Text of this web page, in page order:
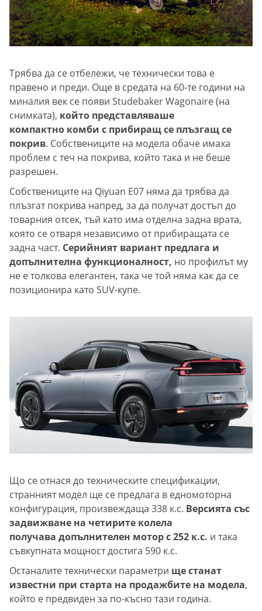
Трябва да се отбележи, че технически това е
правено и преди. Още в средата на 60-те години на
миналия век се появи Studebaker Wagonaire (на
снимката), който представляваше
компактно комби с прибиращ се плъзгащ се
покрив. Собствениците на модела обаче имаха
проблем с теч на покрива, който така и не беше
разрешен.
Собствениците на Qiyuan E07 няма да трябва да
плъзгат покрива напред, за да получат достъп до
товарния отсек, тъй като има отделна задна врата,
която се отваря независимо от прибиращата се
задна част. Серийният вариант предлага и
допълнителна функционалност, но профилът му
не е толкова елегантен, така че той няма как да се
позиционира като SUV-купе.
Що се отнася до техническите спецификации,
странният модел ще се предлага в едномоторна
конфигурация, произвеждаща 338 к.с. Версията със
задвижване на четирите колела
получава допълнителен мотор с 252 к.с. и така
съвкупната мощност достига 590 к.с.
Останалите технически параметри ще станат
известни при старта на продажбите на модела,
който е предвиден за по-късно тази година.